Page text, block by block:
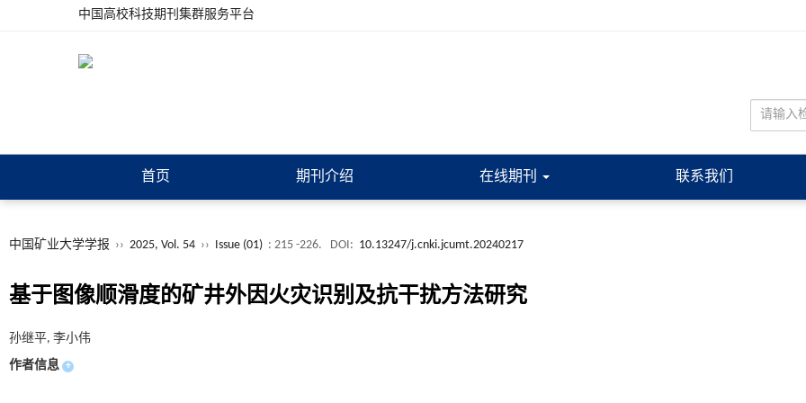
中国高校科技期刊集群服务平台
首页 期刊介绍 在线期刊 联系我们
中国矿业大学学报 ›› 2025, Vol. 54 ›› Issue (01) : 215 -226. DOI: 10.13247/j.cnki.jcumt.20240217
基于图像顺滑度的矿井外因火灾识别及抗干扰方法研究
孙继平, 李小伟
作者信息 +